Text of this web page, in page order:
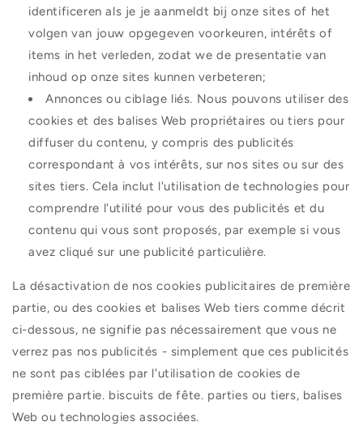
identificeren als je je aanmeldt bij onze sites of het
volgen van jouw opgegeven voorkeuren, intérêts of
items in het verleden, zodat we de presentatie van
inhoud op onze sites kunnen verbeteren;
Annonces ou ciblage liés. Nous pouvons utiliser des
cookies et des balises Web propriétaires ou tiers pour
diffuser du contenu, y compris des publicités
correspondant à vos intérêts, sur nos sites ou sur des
sites tiers. Cela inclut l'utilisation de technologies pour
comprendre l'utilité pour vous des publicités et du
contenu qui vous sont proposés, par exemple si vous
avez cliqué sur une publicité particulière.
La désactivation de nos cookies publicitaires de première
partie, ou des cookies et balises Web tiers comme décrit
ci-dessous, ne signifie pas nécessairement que vous ne
verrez pas nos publicités - simplement que ces publicités
ne sont pas ciblées par l'utilisation de cookies de
première partie. biscuits de fête. parties ou tiers, balises
Web ou technologies associées.